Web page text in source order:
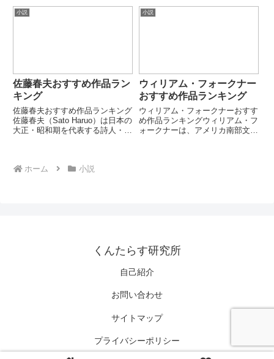
主義者です。巨人ガルガンチュア
とパンタグリュエルを通して、風
す。史実を丹念に掘り起こし、歴
史の敗者や無名の人物にも光を当
小説
佐藤春夫おすすめ作品ラン
キング
佐藤春夫おすすめ作品ランキング
佐藤春夫（Sato Haruo）は日本の
大正・昭和期を代表する詩人・小
耽美派文学の重要な担い手です。
小説
ウィリアム・フォークナー
おすすめ作品ランキング
ウィリアム・フォークナーおすす
め作品ランキングウィリアム・フ
ォークナーは、アメリカ南部文学
ホーム 小説
くんたらす研究所
自己紹介
お問い合わせ
サイトマップ
プライバシーポリシー